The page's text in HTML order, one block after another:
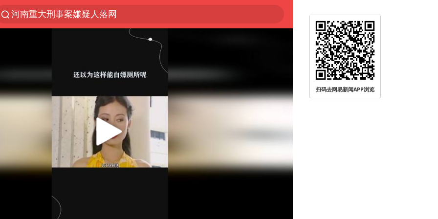
河南重大刑事案嫌疑人落网
WTT横滨冠军赛国乒女单三将晋级四强
浙江上海等地有大雨或暴雨
《欢迎来龙餐馆》口碑
西湖突现狂风暴雨 游客瞬间被浇透
情侣在平潭拍日出时坠崖致一死一伤
香港正式允许“拒绝抢救”
视频丨中国东方电气集团原党组副书记、董事宋致远被查
杭州全市有序停课
扫码去网易新闻APP浏览